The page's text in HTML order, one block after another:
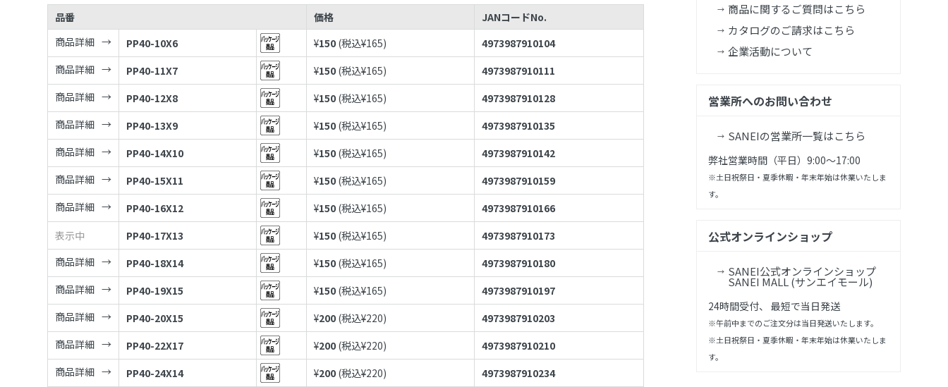
品番 価格
JANコードNo.
商品詳細
PP40-10X6 ¥150 (税込¥165)
4973987910104
商品詳細
PP40-11X7 ¥150 (税込¥165)
4973987910111
商品詳細
PP40-12X8 ¥150 (税込¥165)
4973987910128
商品詳細
PP40-13X9 ¥150 (税込¥165)
4973987910135
商品詳細
PP40-14X10 ¥150 (税込¥165)
4973987910142
商品詳細
PP40-15X11 ¥150 (税込¥165)
4973987910159
商品詳細
PP40-16X12 ¥150 (税込¥165)
4973987910166
表示中
PP40-17X13 ¥150 (税込¥165)
4973987910173
商品詳細
PP40-18X14 ¥150 (税込¥165)
4973987910180
商品詳細
PP40-19X15 ¥150 (税込¥165)
4973987910197
商品詳細
PP40-20X15 ¥200 (税込¥220)
4973987910203
商品詳細
PP40-22X17 ¥200 (税込¥220)
4973987910210
商品詳細
PP40-24X14 ¥200 (税込¥220)
4973987910234
商品に関するご質問はこちら
カタログのご請求はこちら
企業活動について
営業所へのお問い合わせ
SANEIの営業所一覧はこちら
弊社営業時間（平日）9:00～17:00
※土日祝祭日・夏季休暇・年末年始は休業いたしま
す。
公式オンラインショップ
SANEI公式オンラインショップ
SANEI MALL (サンエイモール)
24時間受付、 最短で当日発送
※午前中までのご注文分は当日発送いたします。
※土日祝祭日・夏季休暇・年末年始は休業いたしま
す。